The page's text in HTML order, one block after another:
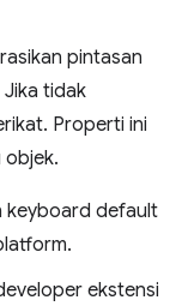
pintasan
tidak
Properti ini
objek.
keyboard default
ekstensi